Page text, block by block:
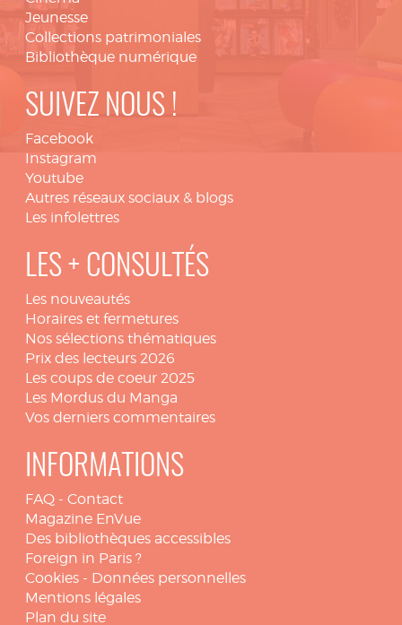
Jeunesse
Collections patrimoniales
Bibliothèque numérique
SUIVEZ NOUS !
Facebook
Instagram
Youtube
Autres réseaux sociaux & blogs
Les infolettres
LES + CONSULTÉS
Les nouveautés
Horaires et fermetures
Nos sélections thématiques
Prix des lecteurs 2026
Les coups de coeur 2025
Les Mordus du Manga
Vos derniers commentaires
INFORMATIONS
FAQ - Contact
Magazine EnVue
Des bibliothèques accessibles
Foreign in Paris ?
Cookies - Données personnelles
Mentions légales
Plan du site